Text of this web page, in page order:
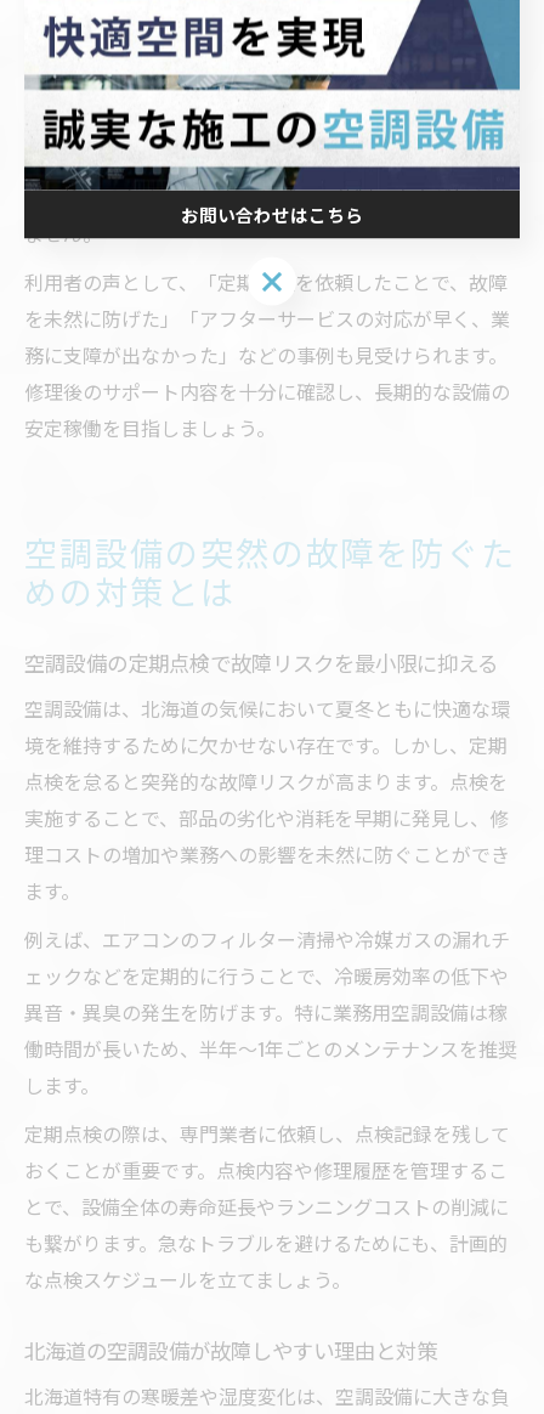
アフターサービスには、定期点検の実施や緊急時対応、
修理保証などが含まれます。これにより、万が一の再故
障時にも迅速な対応が期待でき、安心して設備を運用で
きます。特に業務用空調設備では、業務への影響を最小
限に抑えるため、アフターサポート体制の充実が欠かせ
ません。
利用者の声として、「定期点検を依頼したことで、故障
を未然に防げた」「アフターサービスの対応が早く、業
務に支障が出なかった」などの事例も見受けられます。
修理後のサポート内容を十分に確認し、長期的な設備の
安定稼働を目指しましょう。
空調設備の突然の故障を防ぐた
めの対策とは
空調設備の定期点検で故障リスクを最小限に抑える
空調設備は、北海道の気候において夏冬ともに快適な環
境を維持するために欠かせない存在です。しかし、定期
点検を怠ると突発的な故障リスクが高まります。点検を
実施することで、部品の劣化や消耗を早期に発見し、修
理コストの増加や業務への影響を未然に防ぐことができ
ます。
例えば、エアコンのフィルター清掃や冷媒ガスの漏れチ
ェックなどを定期的に行うことで、冷暖房効率の低下や
異音・異臭の発生を防げます。特に業務用空調設備は稼
働時間が長いため、半年〜1年ごとのメンテナンスを推奨
します。
定期点検の際は、専門業者に依頼し、点検記録を残して
おくことが重要です。点検内容や修理履歴を管理するこ
とで、設備全体の寿命延長やランニングコストの削減に
も繋がります。急なトラブルを避けるためにも、計画的
な点検スケジュールを立てましょう。
北海道の空調設備が故障しやすい理由と対策
北海道特有の寒暖差や湿度変化は、空調設備に大きな負
お問い合わせはこちら
お問い合わせはこちら